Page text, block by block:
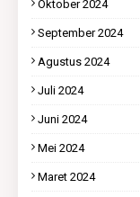
Oktober 2024
September 2024
Agustus 2024
Juli 2024
Juni 2024
Mei 2024
Maret 2024